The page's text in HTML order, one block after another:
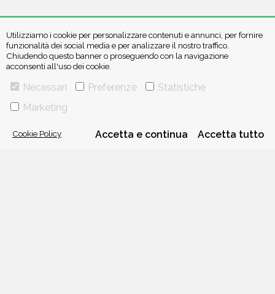
Utilizziamo i cookie per personalizzare contenuti e annunci, per fornire
funzionalità dei social media e per analizzare il nostro traffico.
Chiudendo questo banner o proseguendo con la navigazione
acconsenti all'uso dei cookie.
Necessari Preferenze
Statistiche
Marketing
Cookie Policy Accetta e continua Accetta tutto
VIA GHERARDINI 10 - 20145 MILANO
TELEFONO